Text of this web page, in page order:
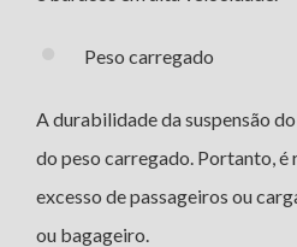
Peso carregado
A durabilidade da suspensão
do peso carregado. Portanto,
excesso de passageiros ou
ou bagageiro.